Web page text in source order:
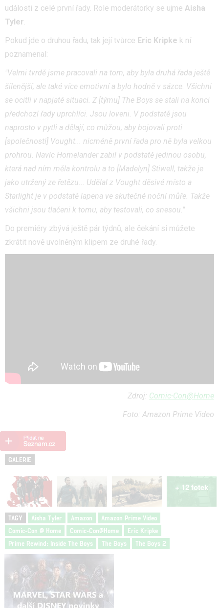
události z celé první řady. Role moderátorky se ujme Aisha
Tyler.
Pokud jde o druhou řadu, tak její tvůrce Eric Kripke k ní
poznamenal:
"Velmi tvrdě jsme pracovali na tom, aby byla druhá řada ještě
šílenější, ale také více emotivní a bylo hodně v sázce. Všichni
se ocitli v napjaté situaci. Z [týmu] The Boys se stali na konci
předchozí řady uprchlíci. Jsou loveni. V podstatě jsou
naprosto v pytli a dělají, co můžou, aby bojovali proti
[společnosti] Vought... nicméně první řada pro ně byla velkou
prohrou. Navíc Homelander zabil v podstatě jedinou osobu,
která nad ním měla kontrolu a to [Madelyn] Stiwell, takže je
jako utržený ze řetězu... Udělal z Vought děsivé místo a
Starlight je v podstatě lapena ve skutečné noční můře. Takže
všichni jsou tlačeni k tomu, aby testovali, co snesou."
Do premiéry zbývá ještě pár týdnů, ale čekání si můžete
zkrátit nově uvolněným klipem ze druhé řady.
Zdroj: Comic-Con@Home
Foto: Amazon Prime Video
GALERIE
+ 12 fotek
TAGY Aisha Tyler Amazon
Amazon Prime Video
Comic-Con @ Home
Comic-Con@Home
Eric Kripke
Prime Rewind: Inside The Boys
The Boys The Boys 2